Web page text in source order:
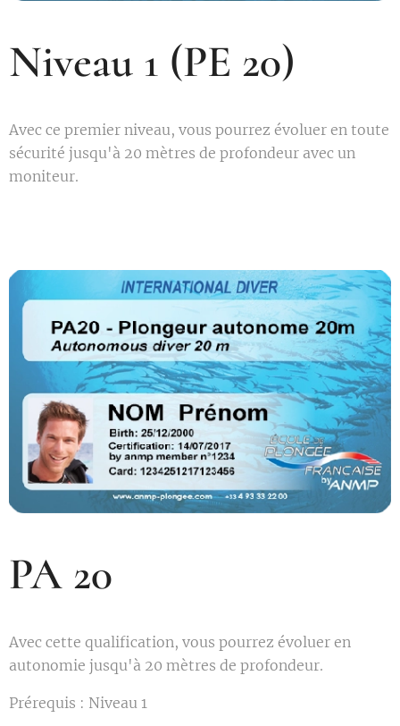
Niveau 1 (PE 20)
Avec ce premier niveau, vous pourrez évoluer en toute
sécurité jusqu'à 20 mètres de profondeur avec un
moniteur.
PA 20
Avec cette qualification, vous pourrez évoluer en
autonomie jusqu'à 20 mètres de profondeur.
Prérequis : Niveau 1